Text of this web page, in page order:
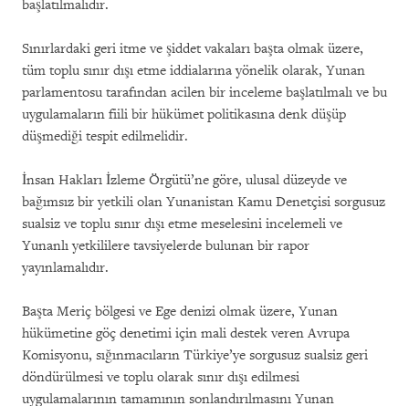
başlatılmalıdır.
Sınırlardaki geri itme ve şiddet vakaları başta olmak üzere,
tüm toplu sınır dışı etme iddialarına yönelik olarak, Yunan
parlamentosu tarafından acilen bir inceleme başlatılmalı ve bu
uygulamaların fiili bir hükümet politikasına denk düşüp
düşmediği tespit edilmelidir.
İnsan Hakları İzleme Örgütü’ne göre, ulusal düzeyde ve
bağımsız bir yetkili olan Yunanistan Kamu Denetçisi sorgusuz
sualsiz ve toplu sınır dışı etme meselesini incelemeli ve
Yunanlı yetkililere tavsiyelerde bulunan bir rapor
yayınlamalıdır.
Başta Meriç bölgesi ve Ege denizi olmak üzere, Yunan
hükümetine göç denetimi için mali destek veren Avrupa
Komisyonu, sığınmacıların Türkiye’ye sorgusuz sualsiz geri
döndürülmesi ve toplu olarak sınır dışı edilmesi
uygulamalarının tamamının sonlandırılmasını Yunan